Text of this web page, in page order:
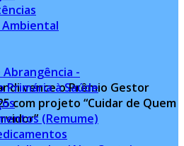
-
Primária à Saúde
(Remume)
vence o Prêmio Gestor
com projeto “Cuidar de Quem